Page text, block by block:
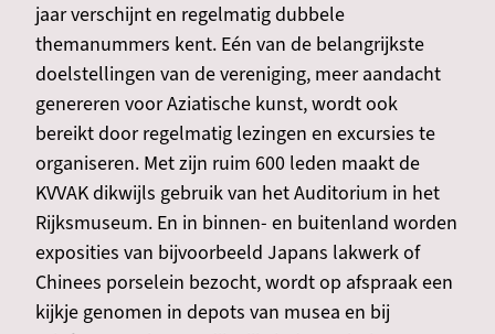
jaar verschijnt en regelmatig dubbele
themanummers kent. Eén van de belangrijkste
doelstellingen van de vereniging, meer aandacht
genereren voor Aziatische kunst, wordt ook
bereikt door regelmatig lezingen en excursies te
organiseren. Met zijn ruim 600 leden maakt de
KVVAK dikwijls gebruik van het Auditorium in het
Rijksmuseum. En in binnen- en buitenland worden
exposities van bijvoorbeeld Japans lakwerk of
Chinees porselein bezocht, wordt op afspraak een
kijkje genomen in depots van musea en bij